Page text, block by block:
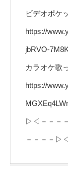
ビデオポケ
https://
jbRVO-
カラオケ歌
https://
▷◁－－－－
－－－－